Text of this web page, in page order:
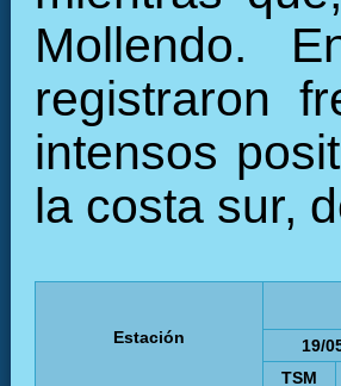
Mollendo.
registraron
intensos
la costa sur,
Estación 19/
TSM